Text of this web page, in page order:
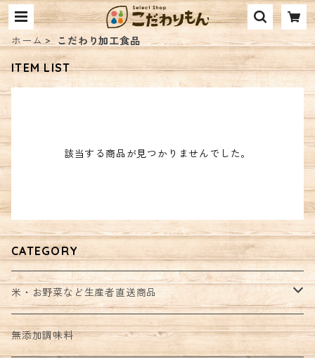
ホーム こだわり加工食品
ITEM LIST
該当する商品が見つかりませんでした。
CATEGORY
米・お野菜など生産者直送商品
野菜セット
無添加調味料